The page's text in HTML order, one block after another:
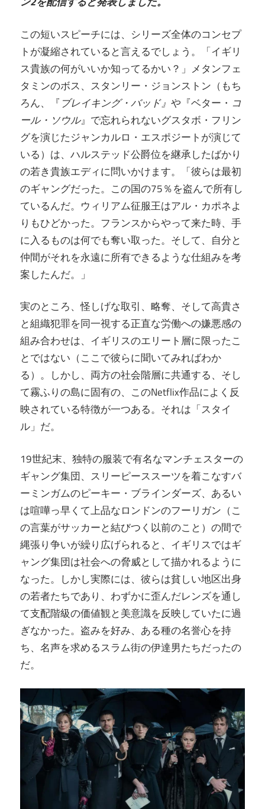
この短いスピーチには、シリーズ全体のコンセプ
トが凝縮されていると言えるでしょう。「イギリ
ス貴族の何がいいか知ってるかい？」メタンフェ
タミンのボス、スタンリー・ジョンストン（もち
ろん、『 ブレイキング・バッド』 や『ベター・ コ
ール・ソウル』で忘れられないグスタボ・フリン
グを演じたジャンカルロ・エスポジートが演じて
いる）は、ハルステッド公爵位を継承したばかり
の若き貴族エディに問いかけます。「彼らは最初
のギャングだった。この国の75％を盗んで所有し
ているんだ。ウィリアム征服王はアル・カポネよ
りもひどかった。フランスからやって来た時、手
に入るものは何でも奪い取った。そして、自分と
仲間がそれを永遠に所有できるような仕組みを考
案したんだ。」
実のところ、怪しげな取引、略奪、そして高貴さ
と組織犯罪を同一視する正直な労働への嫌悪感の
組み合わせは、イギリスのエリート層に限ったこ
とではない（ここで彼らに聞いてみればわか
る）。しかし、両方の社会階層に共通する、そし
て霧ふりの島に固有の、このNetflix作品によく反
映されている特徴が一つある。それは「スタイ
ル」だ。
19世紀末、独特の服装で有名なマンチェスターの
ギャング集団、スリーピーススーツを着こなすバ
ーミンガムのピーキー・ブラインダーズ、あるい
は喧嘩っ早くて上品なロンドンのフーリガン（こ
の言葉がサッカーと結びつく以前のこと）の間で
縄張り争いが繰り広げられると、イギリスではギ
ャング集団は社会への脅威として描かれるように
なった。しかし実際には、彼らは貧しい地区出身
の若者たちであり、わずかに歪んだレンズを通し
て支配階級の価値観と美意識を反映していたに過
ぎなかった。盗みを好み、ある種の名誉心を持
ち、名声を求めるスラム街の伊達男たちだったの
だ。